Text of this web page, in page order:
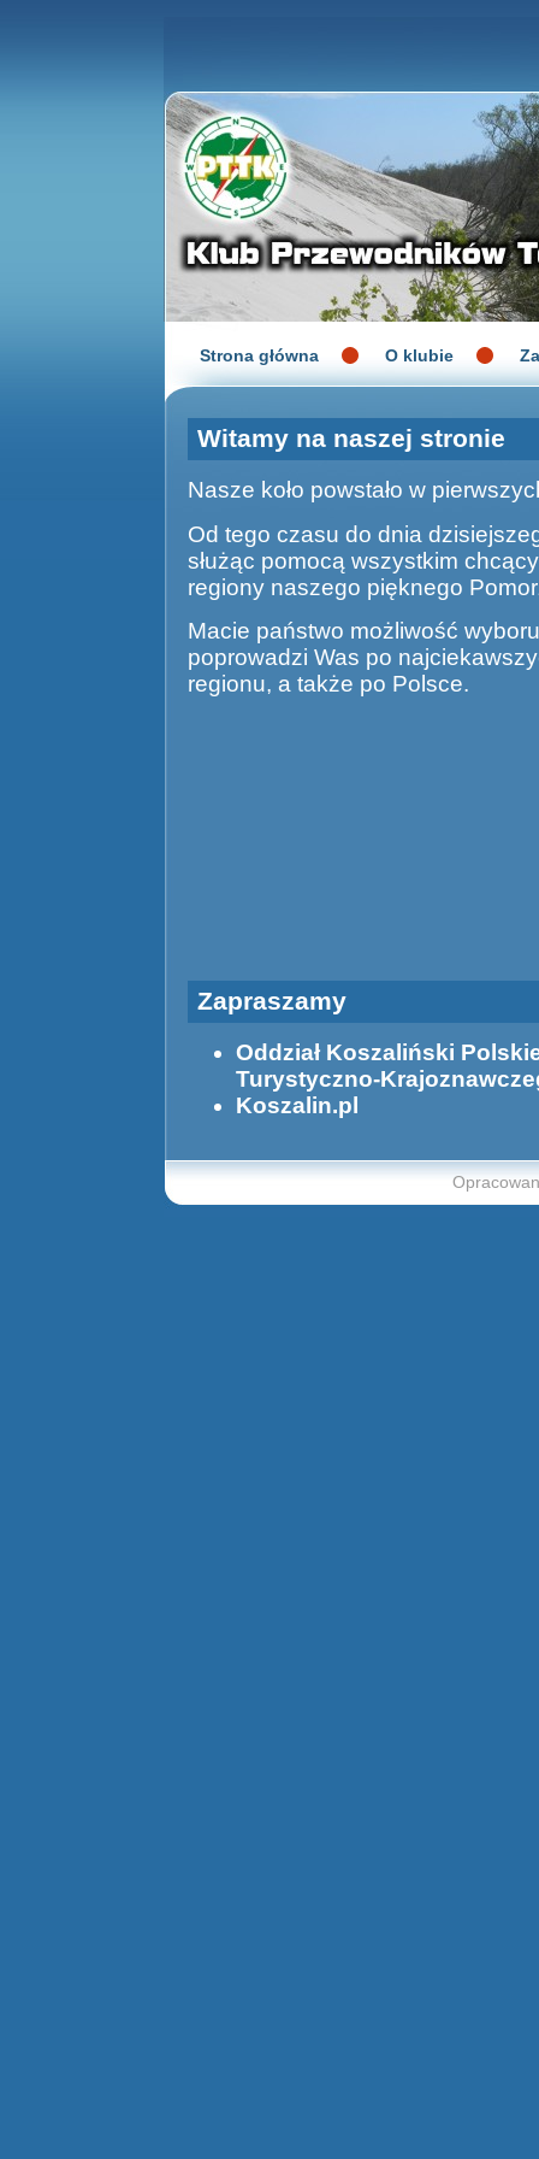
Strona główna O klubie
Witamy na naszej stronie
Nasze koło powstało w
Od tego czasu do dnia
służąc pomocą wszystkim
regiony naszego pięknego
Macie państwo możliwość
poprowadzi Was po
regionu, a także po Polsce.
Zapraszamy
Oddział Koszaliński
Turystyczno-
Koszalin.pl